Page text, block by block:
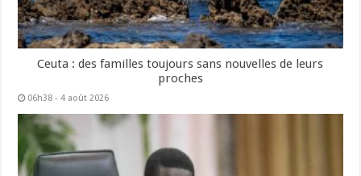
Ceuta : des familles toujours sans nouvelles de leurs
proches
06h38 - 4 août 2026